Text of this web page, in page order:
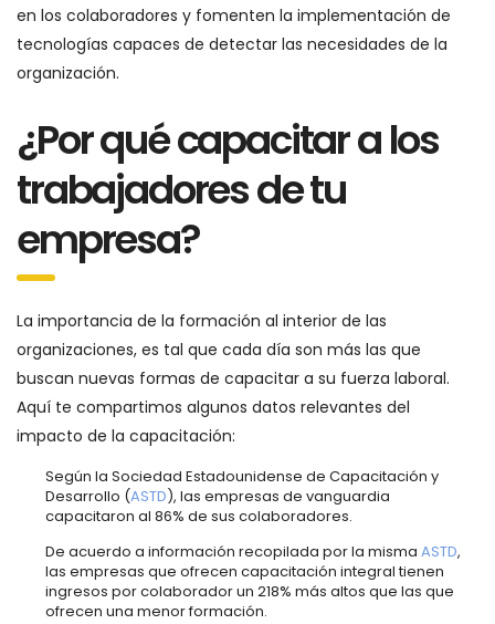
en los colaboradores y fomenten la implementación de
tecnologías capaces de detectar las necesidades de la
organización.
¿Por qué capacitar a los
trabajadores de tu
empresa?
La importancia de la formación al interior de las
organizaciones, es tal que cada día son más las que
buscan nuevas formas de capacitar a su fuerza laboral.
Aquí te compartimos algunos datos relevantes del
impacto de la capacitación:
Según la Sociedad Estadounidense de Capacitación y
Desarrollo (ASTD), las empresas de vanguardia
capacitaron al 86% de sus colaboradores.
De acuerdo a información recopilada por la misma ASTD,
las empresas que ofrecen capacitación integral tienen
ingresos por colaborador un 218% más altos que las que
ofrecen una menor formación.